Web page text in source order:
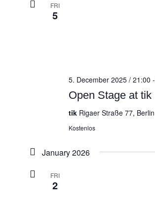
FRI
5
Open Stage at tik
5. December 2025 / 21:00 -
tik Rigaer Straße 77, Berlin
Kostenlos
January 2026
FRI
2